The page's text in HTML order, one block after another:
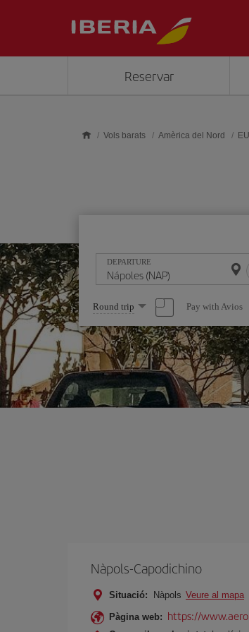
Reservar
Vols barats Amèrica del Nord
DEPARTURE
Select
one
option
Round trip Pay with Avios
Nàpols-Capodichino
Situació: Nàpols Veure al mapa
Pàgina web: https://